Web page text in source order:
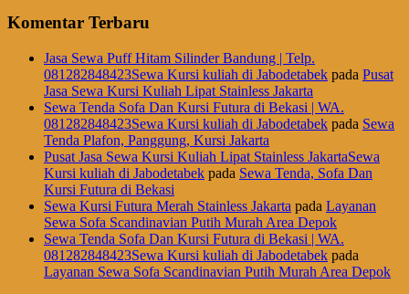
Komentar Terbaru
Jasa Sewa Puff Hitam Silinder Bandung | Telp.
081282848423Sewa Kursi kuliah di Jabodetabek pada Pusat
Jasa Sewa Kursi Kuliah Lipat Stainless Jakarta
Sewa Tenda Sofa Dan Kursi Futura di Bekasi | WA.
081282848423Sewa Kursi kuliah di Jabodetabek pada Sewa
Tenda Plafon, Panggung, Kursi Jakarta
Pusat Jasa Sewa Kursi Kuliah Lipat Stainless JakartaSewa
Kursi kuliah di Jabodetabek pada Sewa Tenda, Sofa Dan
Kursi Futura di Bekasi
Sewa Kursi Futura Merah Stainless Jakarta pada Layanan
Sewa Sofa Scandinavian Putih Murah Area Depok
Sewa Tenda Sofa Dan Kursi Futura di Bekasi | WA.
081282848423Sewa Kursi kuliah di Jabodetabek pada
Layanan Sewa Sofa Scandinavian Putih Murah Area Depok